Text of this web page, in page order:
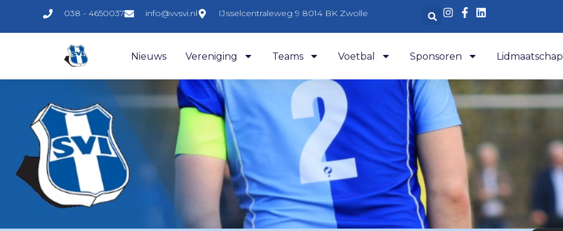
038 - 4650037 info@vvsvi.nl IJsselcentraleweg 9 8014 BK Zwolle
Nieuws Vereniging Teams Voetbal Sponsoren Lidmaatschap